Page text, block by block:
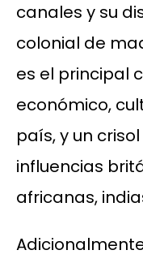
canales y su
colonial de
es el principal
económico,
país, y un
influencias
africanas,